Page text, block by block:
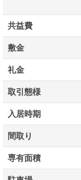
共益費
敷金
礼金
取引態様
入居時期
間取り
専有面積